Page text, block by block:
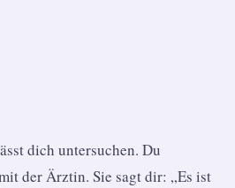
dich untersuchen. Du
der Ärztin. Sie sagt dir: „Es ist